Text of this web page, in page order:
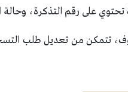
على رقم التذكرة، وحالة
تتمكن من تعديل طلب